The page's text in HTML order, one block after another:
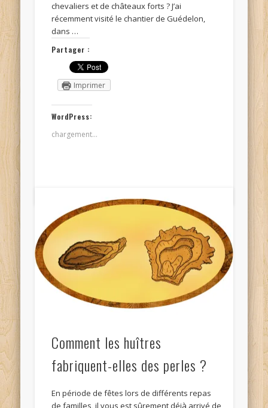
chevaliers et de châteaux forts ? J’ai
récemment visité le chantier de Guédelon,
dans …
Partager :
Imprimer
WordPress:
chargement…
Comment les huîtres
fabriquent-elles des perles ?
En période de fêtes lors de différents repas